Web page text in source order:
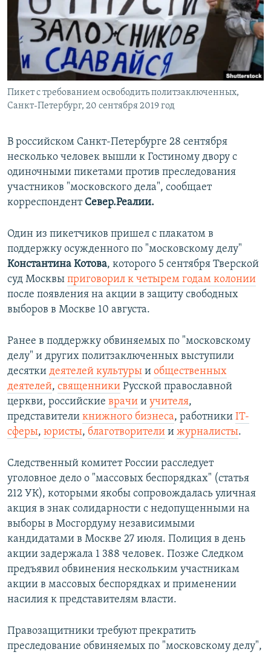
ПОБЕДИТЕЛЕЙ НЕ СУДЯТ?
КРЫМ.НЕПОКОРЕННЫЙ
ELIFBE
УКРАИНСКАЯ ПРОБЛЕМА КРЫМА
ПРИСОЕДИНЯЙТЕСЬ!
Все сайты RFE/RL
Пикет с требованием освободить политзаключенных,
Санкт-Петербург, 20 сентября 2019 год
В российском Санкт-Петербурге 28 сентября
несколько человек вышли к Гостиному двору с
одиночными пикетами против преследования
участников "московского дела", сообщает
корреспондент Север.Реалии.
Один из пикетчиков пришел с плакатом в
поддержку осужденного по "московскому делу"
Константина Котова, которого 5 сентября Тверской
суд Москвы приговорил к четырем годам колонии
после появления на акции в защиту свободных
выборов в Москве 10 августа.
Ранее в поддержку обвиняемых по "московскому
делу" и других политзаключенных выступили
десятки деятелей культуры и общественных
деятелей, священники Русской православной
церкви, российские врачи и учителя,
представители книжного бизнеса, работники IT-
сферы, юристы, благотворители и журналисты.
Следственный комитет России расследует
уголовное дело о "массовых беспорядках" (статья
212 УК), которыми якобы сопровождалась уличная
акция в знак солидарности с недопущенными на
выборы в Мосгордуму независимыми
кандидатами в Москве 27 июля. Полиция в день
акции задержала 1 388 человек. Позже Следком
предъявил обвинения нескольким участникам
акции в массовых беспорядках и применении
насилия к представителям власти.
Правозащитники требуют прекратить
преследование обвиняемых по "московскому делу",